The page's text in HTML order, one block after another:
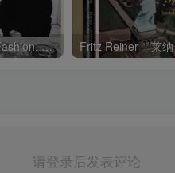
Charli xcx – Music, Fashion, FilmⒺ【48kHz／24bit】英国区
请登录后发表评论